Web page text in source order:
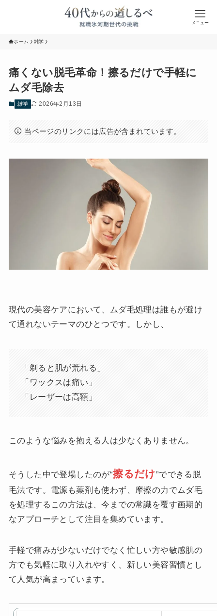
メニュー
ホーム 雑学
痛くない脱毛革命！擦るだけで手軽に
ムダ毛除去
雑学 2026年2月13日
当ページのリンクには広告が含まれています。
現代の美容ケアにおいて、ムダ毛処理は誰もが避け
て通れないテーマのひとつです。しかし、
「剃ると肌が荒れる」
「ワックスは痛い」
「レーザーは高額」
このような悩みを抱える人は少なくありません。
そうした中で登場したのが“擦るだけ”でできる脱
毛法です。電源も薬剤も使わず、摩擦の力でムダ毛
を処理するこの方法は、今までの常識を覆す画期的
なアプローチとして注目を集めています。
手軽で痛みが少ないだけでなく忙しい方や敏感肌の
方でも気軽に取り入れやすく、新しい美容習慣とし
て人気が高まっています。